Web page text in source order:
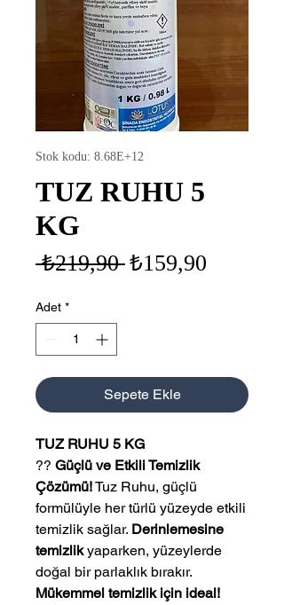
Stok kodu: 8.68E+12
TUZ RUHU 5
KG
₺219,90 Normal
₺159,90
Adet *
Sepete Ekle
TUZ RUHU 5 KG
?? Güçlü ve Etkili Temizlik
Çözümü!Tuz Ruhu, güçlü
formülüyle her türlü yüzeyde etkili
temizlik sağlar. Derinlemesine
temizlikyaparken, yüzeylerde
doğal bir parlaklık bırakır.
Mükemmel temizlik için ideal!